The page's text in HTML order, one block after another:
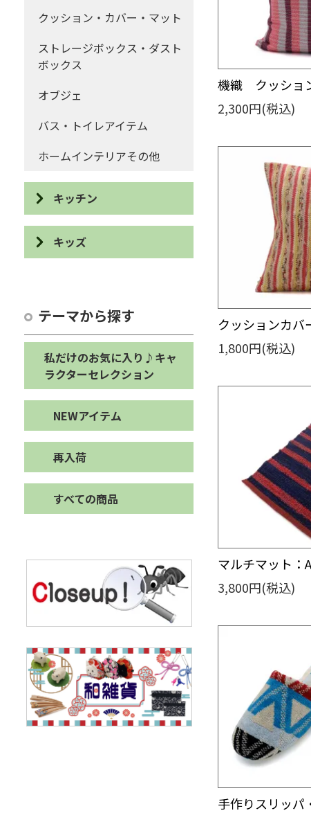
ヘアー
キーホルダー・ストラップ・
チャーム
アクセサリーその他
カード・ポストカード・祝儀
クッション・カバー・マット
ストレージボックス・ダスト
ボックス
オブジェ
バス・トイレアイテム
ホームインテリアその他
キッチン
食器
カトラリー・ユーテンシル
エプロン・鍋敷き・鍋つかみ
布巾・手ぬぐい・たわし
コースター・ランチョンマッ
ト
キッチンその他
キッズ
オブジェ・ぬいぐるみ
バッグ・シューズケース・ペ
ンケース
キッズその他
テーマから探す
私だけのお気に入り♪キャ
ラクターセレクション
NEWアイテム
再入荷
すべての商品
機織 クッショ
2,300円(税込)
クッションカバ
1,800円(税込)
マルチマット：
3,800円(税込)
手作りスリッパ